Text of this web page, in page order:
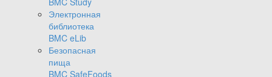
Электронная
библиотека
BMC eLib
Безопасная
пища
BMC SafeFoods